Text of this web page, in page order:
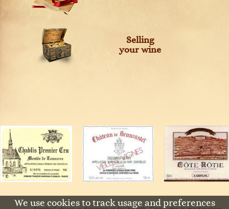
We use cookies to track usage and preferences
Selling
your wine